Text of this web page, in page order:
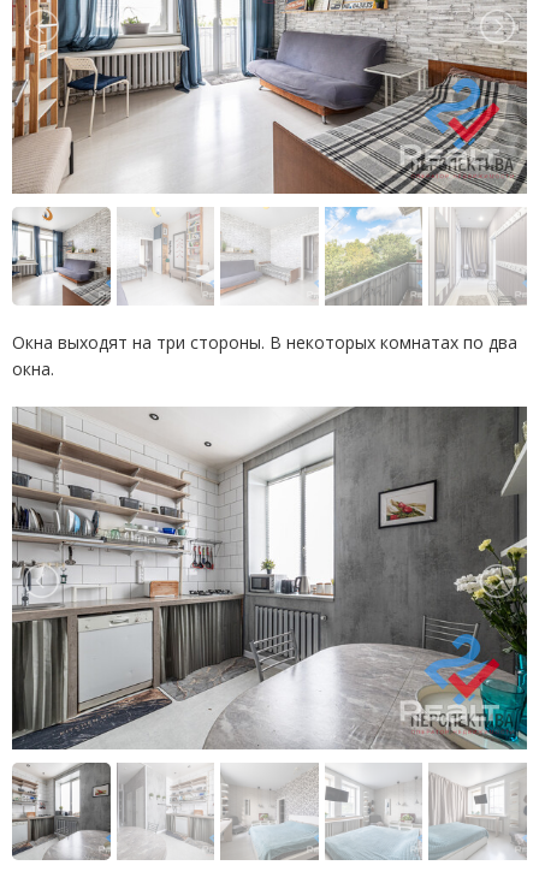
Окна выходят на три стороны. В некоторых комнатах по два
окна.